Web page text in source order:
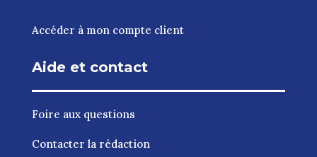
Accéder à mon compte client
Aide et contact
Foire aux questions
Contacter la rédaction